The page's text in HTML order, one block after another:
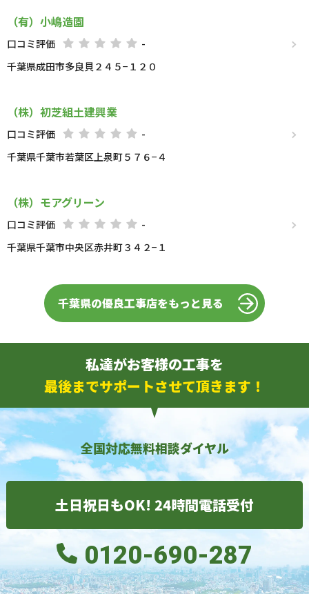
（有）小嶋造園
口コミ評価
-
千葉県成田市多良貝２４５−１２０
（株）初芝組土建興業
口コミ評価
-
千葉県千葉市若葉区上泉町５７６−４
（株）モアグリーン
口コミ評価
-
千葉県千葉市中央区赤井町３４２−１
千葉県の優良工事店をもっと見る
私達がお客様の工事を
最後までサポートさせて頂きます！
全国対応無料相談ダイヤル
土日祝日もOK! 24時間電話受付
0120-690-287